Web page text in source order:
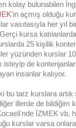
kolay bulunabilen
'in açmış olduğu
vasıtasıyla her yıl
kursa
25 kişilik
yüzünden kurslar
isteyip de
insanlar kalıyor.
bu tarz kurslara
illerde de bildiğim
İZMEK vb.
kurslar varsa